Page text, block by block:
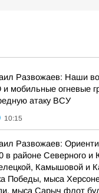
Развожаев: Наши
мобильные огневые
атаку ВСУ
10:15
Развожаев:
в районе Северного
Камышовой и
Победы, мыса
мыса Сарыч флот